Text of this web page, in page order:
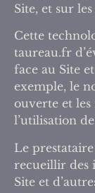
Site, et sur
Cette
taureau.fr
face au Site
exemple, le
ouverte et
l’utilisation
Le
recueillir des
Site et